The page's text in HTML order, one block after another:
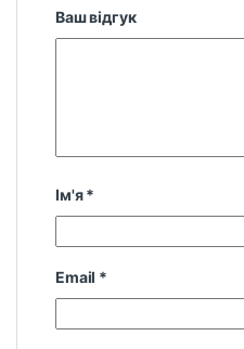
Ваш відгук
Ім'я*
Email *